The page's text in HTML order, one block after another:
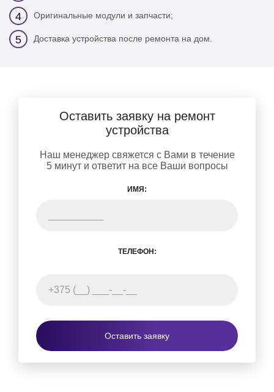
4 Оригинальные модули и запчасти;
5 Доставка устройства после ремонта на дом.
Оставить заявку на ремонт
устройства
Наш менеджер свяжется с Вами в течение
5 минут и ответит на все Ваши вопросы
ИМЯ:
ТЕЛЕФОН:
Оставить заявку